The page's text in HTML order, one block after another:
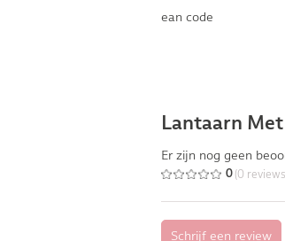
ean code
Lantaarn
Er zijn nog geen
0 (0